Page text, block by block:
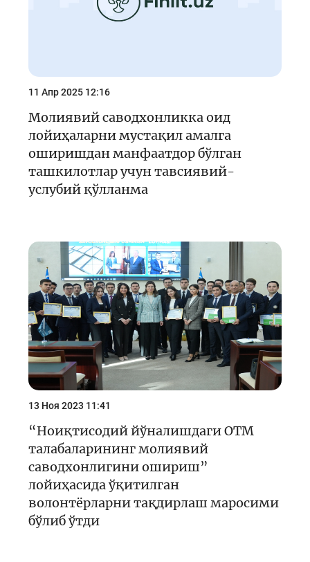
11 Апр 2025 12:16
Молиявий саводхонликка оид
лойиҳаларни мустақил амалга
оширишдан манфаатдор бўлган
ташкилотлар учун тавсиявий-
услубий қўлланма
13 Ноя 2023 11:41
“Ноиқтисодий йўналишдаги ОТМ
талабаларининг молиявий
саводхонлигини ошириш”
лойиҳасида ўқитилган
волонтёрларни тақдирлаш маросими
бўлиб ўтди